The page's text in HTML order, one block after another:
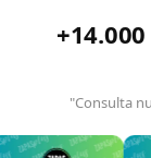
+14.000
"Consulta